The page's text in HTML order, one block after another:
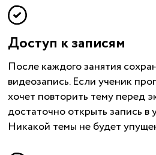
Доступ к записям
После каждого занятия
видеозапись. Если ученик
хочет повторить тему перед
достаточно открыть запись в
Никакой темы не будет